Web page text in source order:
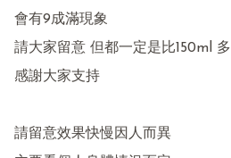
會有9成滿現象
請大家留意 但都一定是比150ml 多
感謝大家支持
請留意效果快慢因人而異